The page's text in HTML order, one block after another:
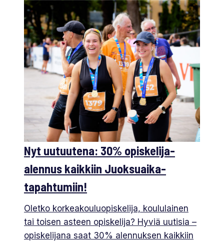
Nyt uutuutena: 30% opiskelija-
alennus kaikkiin Juoksuaika-
tapahtumiin!
Oletko korkeakouluopiskelija, koululainen
tai toisen asteen opiskelija? Hyviä uutisia –
opiskelijana saat 30% alennuksen kaikkiin